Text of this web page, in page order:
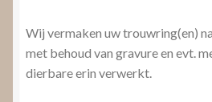
Wij vermaken uw trouwring(en)
met behoud van gravure en evt.
dierbare erin verwerkt.